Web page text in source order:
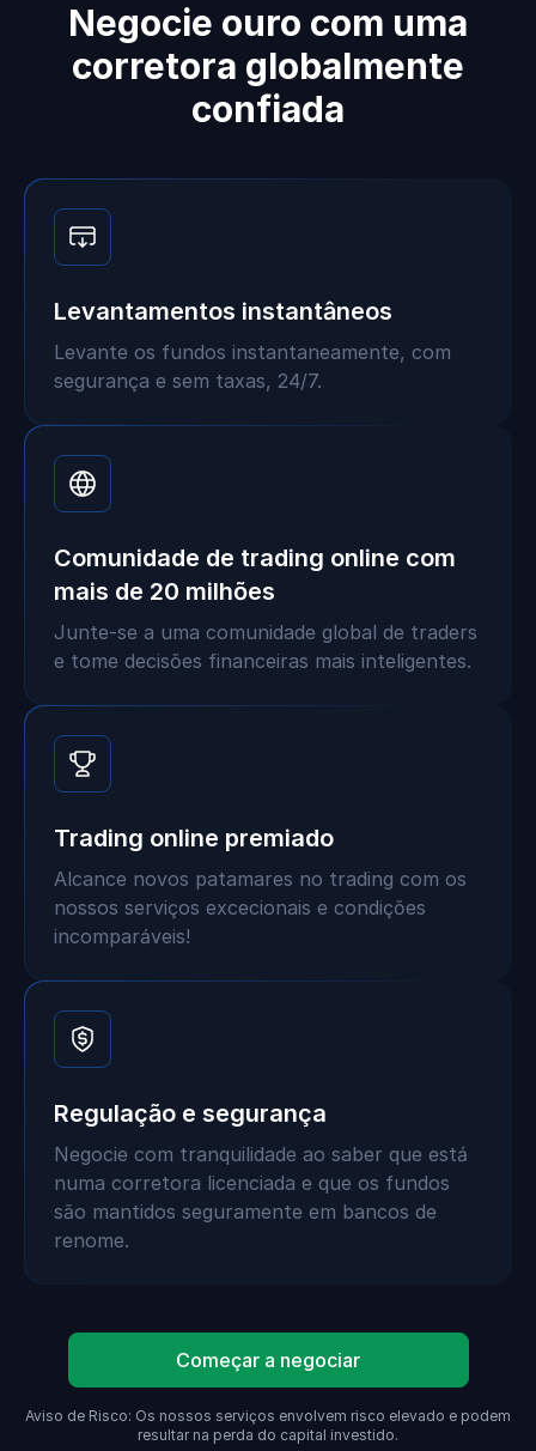
Negocie ouro com uma
corretora globalmente
confiada
Levantamentos instantâneos
Levante os fundos instantaneamente, com
segurança e sem taxas, 24/7.
Comunidade de trading online com
mais de 20 milhões
Junte-se a uma comunidade global de traders
e tome decisões financeiras mais inteligentes.
Trading online premiado
Alcance novos patamares no trading com os
nossos serviços excecionais e condições
incomparáveis!
Regulação e segurança
Negocie com tranquilidade ao saber que está
numa corretora licenciada e que os fundos
são mantidos seguramente em bancos de
renome.
Começar a negociar
Aviso de Risco: Os nossos serviços envolvem risco elevado e podem
resultar na perda do capital investido.